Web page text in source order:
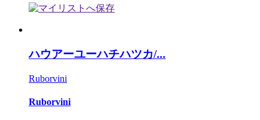
ハウアーユーハチハツカ/...
Ruborvini
Ruborvini